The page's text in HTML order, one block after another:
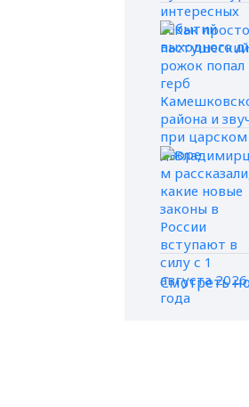
Смотреть